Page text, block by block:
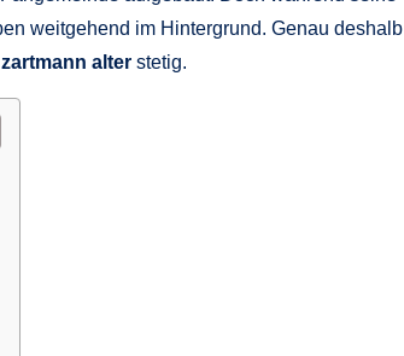
weitgehend im Hintergrund. Genau deshalb
zartmann alter stetig.